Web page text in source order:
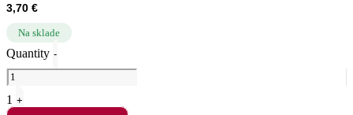
3,70 €
Na sklade
Quantity -
1 +